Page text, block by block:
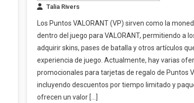
Talia Rivers
Los Puntos VALORANT (VP) sirven como la
dentro del juego para VALORANT, permitiendo a
adquirir skins, pases de batalla y otros artículos
experiencia de juego. Actualmente, hay varias
promocionales para tarjetas de regalo de Puntos
incluyendo descuentos por tiempo limitado y
ofrecen un valor […]